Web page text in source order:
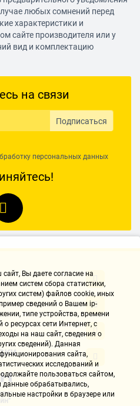
точный, соответствует
нужной, но и очень выгодной!
дальность в 10 метров,
20 метров при приглушенном
на 10м.
в сравнении с дешёвыми
младшей Leica. Отсутствие
ровно его выставлять.
любых сомнений перед
характеристики и
сайте производителя или у
вид и комплектацию
на связи
Подписаться
персональных данных
Вы даете согласие на
систем сбора статистики,
систем) файлов cookie, иных
сведений о Вашем ip-
типе устройства, времени
ресурсах сети Интернет, с
на наш сайт, сведения о
сведений). Данная
сайта,
исследований и
пользоваться сайтом,
данные обрабатывались,
настройки в браузере или